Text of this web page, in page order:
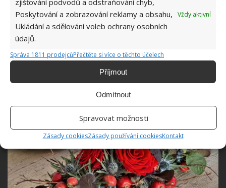
zjišťování podvodů a odstraňování chyb,
Poskytování a zobrazování reklamy a obsahu,
Ukládání a sdělování voleb ochrany osobních
údajů.
Vždy aktivní
Správa 1811 prodejcůPřečtěte si více o těchto účelech
Příjmout
Odmítnout
Spravovat možnosti
Zásady cookiesZásady používání cookiesKontakt
nevydržela.